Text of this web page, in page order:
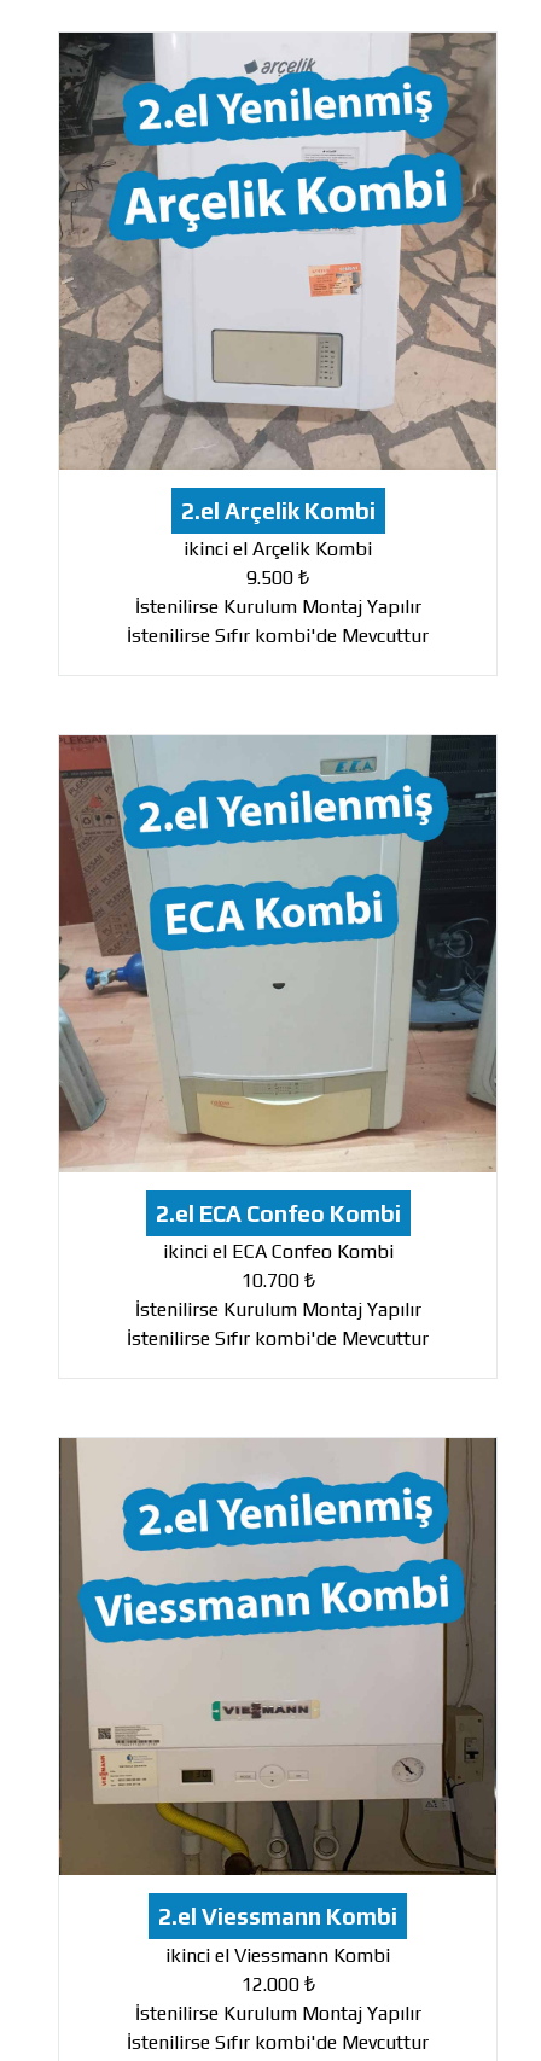
2.el Arçelik Kombi
ikinci el Arçelik Kombi
9.500 ₺
İstenilirse Kurulum Montaj Yapılır
İstenilirse Sıfır kombi'de Mevcuttur
2.el ECA Confeo Kombi
ikinci el ECA Confeo Kombi
10.700 ₺
İstenilirse Kurulum Montaj Yapılır
İstenilirse Sıfır kombi'de Mevcuttur
2.el Viessmann Kombi
ikinci el Viessmann Kombi
12.000 ₺
İstenilirse Kurulum Montaj Yapılır
İstenilirse Sıfır kombi'de Mevcuttur